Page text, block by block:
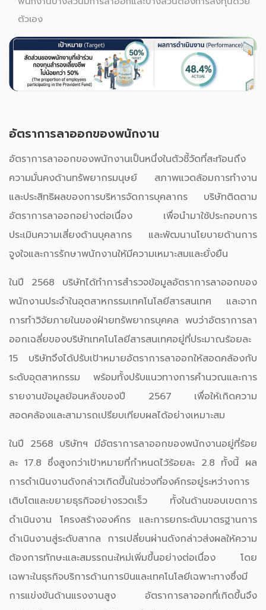
ตัวเอง
อัตราการลาออกของพนักงาน
อัตราการลาออกของพนักงานเป็นหนึ่งในตัวชี้วัดที่สะท้อนถึง
ความมั่นคงด้านทรัพยากรมนุษย์ สภาพแวดล้อมการทำงาน
และประสิทธิผลของการบริหารจัดการบุคลากร บริษัทติดตาม
อัตราการลาออกอย่างต่อเนื่อง เพื่อนำมาใช้ประกอบการ
ประเมินความเสี่ยงด้านบุคลากร และพัฒนานโยบายด้านการ
จูงใจและการรักษาพนักงานให้มีความเหมาะสมและยั่งยืน
ในปี 2568 บริษัทได้ทำการสำรวจข้อมูลอัตราการลาออกของ
พนักงานประจำในอุตสาหกรรมเทคโนโลยีสารสนเทศ และจาก
การทำวิจัยภายในของฝ่ายทรัพยากรบุคคล พบว่าอัตราการลา
ออกเฉลี่ยของบริษัทเทคโนโลยีสารสนเทศอยู่ที่ประมาณร้อยละ
15 บริษัทจึงได้ปรับเป้าหมายอัตราการลาออกให้สอดคล้องกับ
ระดับอุตสาหกรรม พร้อมทั้งปรับแนวทางการคำนวณและการ
รายงานข้อมูลย้อนหลังของปี 2567 เพื่อให้เกิดความ
สอดคล้องและสามารถเปรียบเทียบผลได้อย่างเหมาะสม
ในปี 2568 บริษัทฯ มีอัตราการลาออกของพนักงานอยู่ที่ร้อย
ละ 17.8 ซึ่งสูงกว่าเป้าหมายที่กำหนดไว้ร้อยละ 2.8 ทั้งนี้ ผล
การดำเนินงานดังกล่าวเกิดขึ้นในช่วงที่องค์กรอยู่ระหว่างการ
เติบโตและขยายธุรกิจอย่างรวดเร็ว ทั้งในด้านขอบเขตการ
ดำเนินงาน โครงสร้างองค์กร และการยกระดับมาตรฐานการ
ดำเนินงานสู่ระดับสากล การเปลี่ยนผ่านดังกล่าวส่งผลให้ความ
ต้องการทักษะและสมรรถนะใหม่เพิ่มขึ้นอย่างต่อเนื่อง โดย
เฉพาะในธุรกิจบริการด้านการบินและเทคโนโลยีเฉพาะทางซึ่งมี
การแข่งขันด้านแรงงานสูง อัตราการลาออกที่เกิดขึ้นจึง